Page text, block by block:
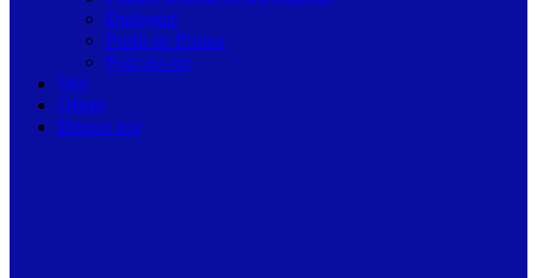
Dialoguri
Profil de Primar
Podcast-uri
Stiri
Oferte
Despre noi